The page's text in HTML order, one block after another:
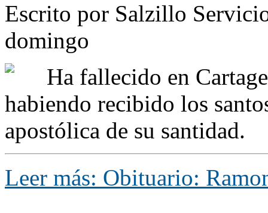
Escrito por Salzillo
domingo
Ha fallecido en
habiendo recibido los
apostólica de su santidad.
Leer más: Obituario: